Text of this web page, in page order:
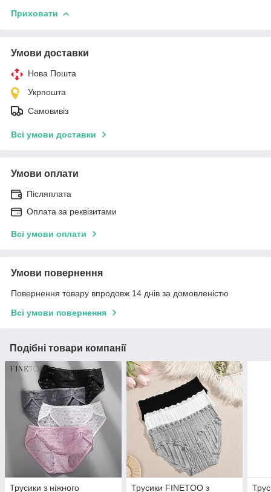
Приховати
Умови доставки
Нова Пошта
Укрпошта
Самовивіз
Всі умови доставки
Умови оплати
Післяплата
Оплата за реквізитами
Всі умови оплати
Умови повернення
Повернення товару впродовж 14 днів за домовленістю
Всі умови повернення
Подібні товари компанії
Трусики з ніжного
Трусики FINETOO з